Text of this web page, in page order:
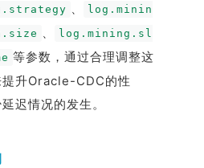
、
log.minin
、
log.mining.sl
等参数，通过合理调整这
提升Oracle-CDC的性
迟情况的发生。